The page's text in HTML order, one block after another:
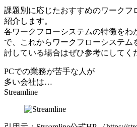
課題別に応じたおすすめのワークフ
紹介します。
各ワークフローシステムの特徴をわ
で、これからワークフローシステム
討している場合はぜひ参考にしてく
PCでの業務が苦手な人が
多い会社は…
Streamline